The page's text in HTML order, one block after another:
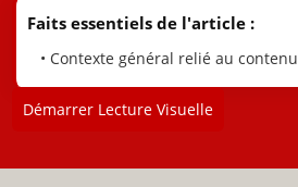
Faits essentiels de l'article :
• Contexte général relié au contenu
Démarrer Lecture Visuelle